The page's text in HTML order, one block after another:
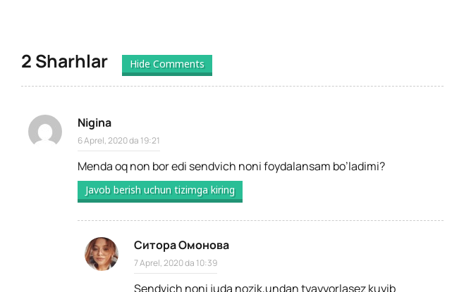
2 Sharhlar Hide Comments
Nigina
6 Aprel, 2020 da 19:21
Menda oq non bor edi sendvich noni foydalansam bo’ladimi?
Javob berish uchun tizimga kiring
Ситора Омонова
7 Aprel, 2020 da 10:39
Sendvich noni juda nozik,undan tyayyorlasez kuyib